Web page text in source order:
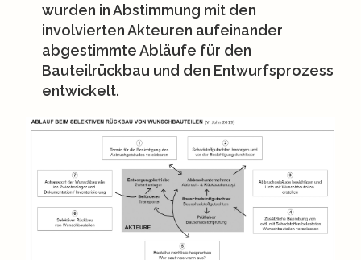
wurden in Abstimmung mit den
involvierten Akteuren aufeinander
abgestimmte Abläufe für den
Bauteilrückbau und den Entwurfsprozess
entwickelt.